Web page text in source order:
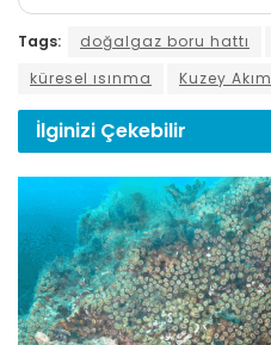
Tags: doğalgaz boru hattı
küresel ısınma
Kuzey Akım
İlginizi Çekebilir